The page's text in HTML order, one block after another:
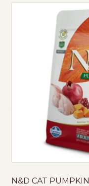
N&D CAT PUMPKIN